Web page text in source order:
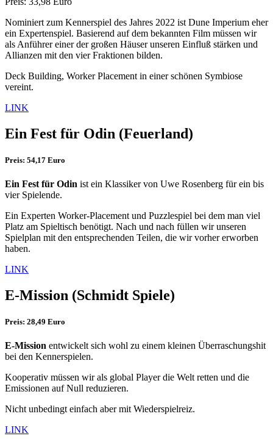
Nominiert zum Kennerspiel des Jahres 2022 ist Dune Imperium eher
ein Expertenspiel. Basierend auf dem bekannten Film müssen wir
als Anführer einer der großen Häuser unseren Einfluß stärken und
Allianzen mit den vier Fraktionen bilden.
Deck Building, Worker Placement in einer schönen Symbiose
vereint.
LINK
Ein Fest für Odin (Feuerland)
Preis: 54,17 Euro
Ein Fest für Odin ist ein Klassiker von Uwe Rosenberg für ein bis
vier Spielende.
Ein Experten Worker-Placement und Puzzlespiel bei dem man viel
Platz am Spieltisch benötigt. Nach und nach füllen wir unseren
Spielplan mit den entsprechenden Teilen, die wir vorher erworben
haben.
LINK
E-Mission (Schmidt Spiele)
Preis: 28,49 Euro
E-Mission entwickelt sich wohl zu einem kleinen Überraschungshit
bei den Kennerspielen.
Kooperativ müssen wir als global Player die Welt retten und die
Emissionen auf Null reduzieren.
Nicht unbedingt einfach aber mit Wiederspielreiz.
LINK